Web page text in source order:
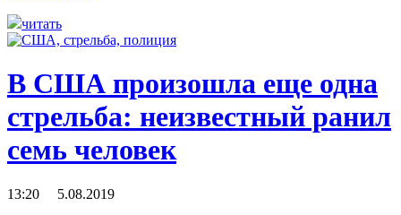
читать
В США произошла еще одна
стрельба: неизвестный ранил
семь человек
13:20 5.08.2019